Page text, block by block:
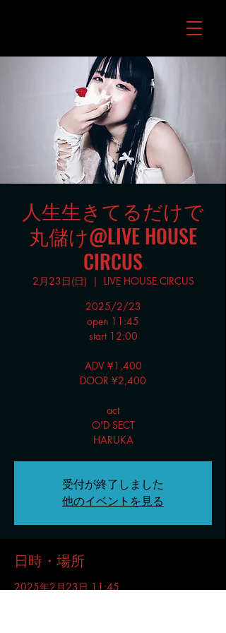
人生生きてるだけで
丸儲け@LIVE HOUSE
CIRCUS
2月23日(日)
  |
LIVE HOUSE CIRCUS
2025/2/23
open 11:45
start 12:00
ADV ¥1,400
DOOR ¥2,400
act
O'D SECT
HARUKA
受付が終了しました
他のイベントを見る
日時・場所
2025年2月23日 11:45